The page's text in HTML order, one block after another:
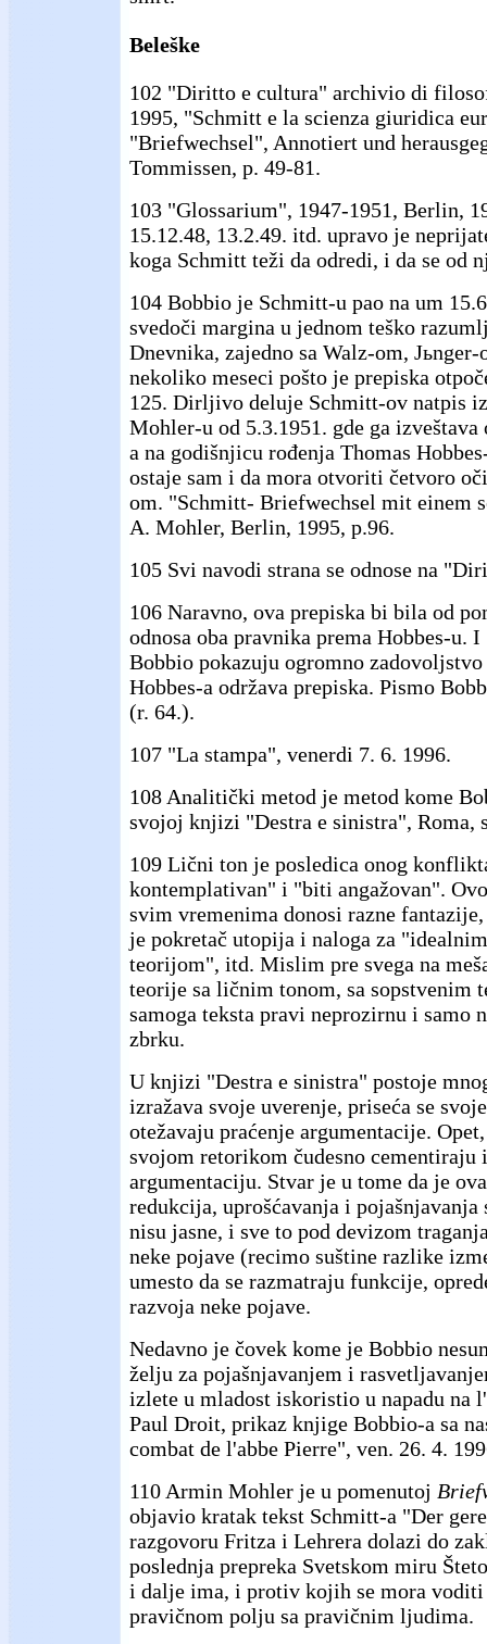
Beleške
102 "Diritto e cultura" archivio di
1995, "Schmitt e la scienza giuridica
"Briefwechsel", Annotiert und
Tommissen, p. 49-81.
103 "Glossarium", 1947-1951, Berlin,
15.12.48, 13.2.49. itd. upravo je
koga Schmitt teži da odredi, i da se od
104 Bobbio je Schmitt-u pao na um
svedoči margina u jednom teško
Dnevnika, zajedno sa Walz-om,
nekoliko meseci pošto je prepiska
125. Dirljivo deluje Schmitt-ov natpis
Mohler-u od 5.3.1951. gde ga
a na godišnjicu rođenja Thomas
ostaje sam i da mora otvoriti četvoro
om. "Schmitt- Briefwechsel mit einem
A. Mohler, Berlin, 1995, p.96.
105 Svi navodi strana se odnose na
106 Naravno, ova prepiska bi bila od
odnosa oba pravnika prema Hobbes-u.
Bobbio pokazuju ogromno zadovoljstvo
Hobbes-a održava prepiska. Pismo
(r. 64.).
107 "La stampa", venerdi 7. 6. 1996.
108 Analitički metod je metod kome
svojoj knjizi "Destra e sinistra", Roma,
109 Lični ton je posledica onog
kontemplativan" i "biti angažovan".
svim vremenima donosi razne
je pokretač utopija i naloga za
teorijom", itd. Mislim pre svega na
teorije sa ličnim tonom, sa sopstvenim
samoga teksta pravi neprozirnu i samo
zbrku.
U knjizi "Destra e sinistra" postoje
izražava svoje uverenje, priseća se
otežavaju praćenje argumentacije.
svojom retorikom čudesno cementiraju
argumentaciju. Stvar je u tome da je
redukcija, uprošćavanja i
nisu jasne, i sve to pod devizom
neke pojave (recimo suštine razlike
umesto da se razmatraju funkcije,
razvoja neke pojave.
Nedavno je čovek kome je Bobbio
želju za pojašnjavanjem i
izlete u mladost iskoristio u napadu na
Paul Droit, prikaz knjige Bobbio-a sa
combat de l'abbe Pierre", ven. 26. 4.
110 Armin Mohler je u pomenutoj
objavio kratak tekst Schmitt-a "Der
razgovoru Fritza i Lehrera dolazi do
poslednja prepreka Svetskom miru
i dalje ima, i protiv kojih se mora
pravičnom polju sa pravičnim ljudima.